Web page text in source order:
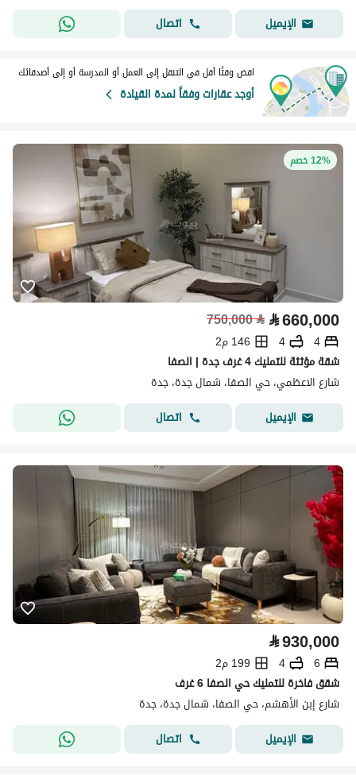
الإيميل
اتصال
اقض وقتًا أقل في التنقل إلى العمل أو المدرسة أو إلى أصدقائك
أوجد عقارات وفقاً لمدة القيادة
12% خصم
⃁660,000
⃁
750,000
4
4
146 م2
شقة مؤثثة للتمليك 4 غرف جدة | الصفا
شارع الاعظمي، حي الصفا، شمال جدة، جدة
الإيميل
اتصال
⃁930,000
6
4
199 م2
شقق فاخرة للتمليك حي الصفا 6 غرف
شارع إبن الأهشم، حي الصفا، شمال جدة، جدة
الإيميل
اتصال